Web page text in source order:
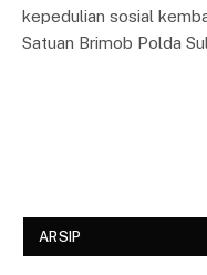
kepedulian sosial
Satuan Brimob Polda
ARSIP